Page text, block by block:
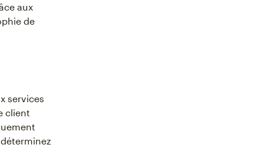
aux
de
services
client